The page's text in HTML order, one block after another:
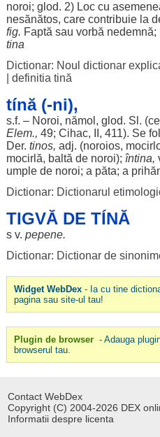
noroi; glod. 2) Loccu
nesănătos, care contribuiela
fig. Faptă sau vorbă nedemnă;
tina
Dictionar: Noul dictionar
definitia tină
tínă (-ni),
s.f. – Noroi, nămol , glod. Sl. (
Elem., 49; Cihac, II, 411). Se
Der. tinos, adj. (noroios,
mocirlă, baltă de noroi); întina,
umplede noroi; a păta; a
Dictionar: Dictionarul
TIGVĂ DE TÍNĂ
s v. pepene.
Dictionar: Dictionar de
Widget WebDex- Ia cu tine
pagina sau site-ul tau!
Plugin de browser - Adauga
browserul tau.
Contact WebDex
Copyright (C) 2004-2026 DEX
Informatii despre licenta